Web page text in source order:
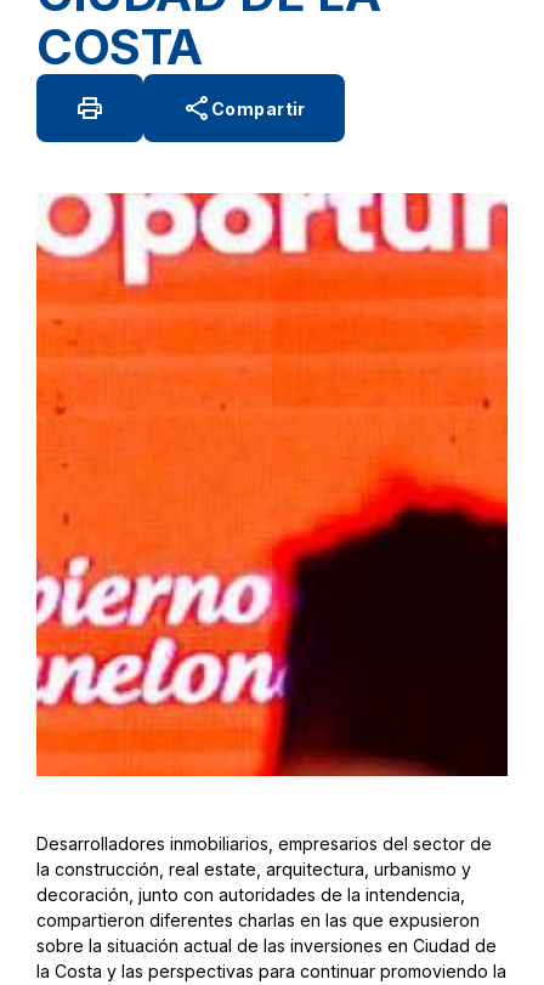
COSTA
print share Compartir
Desarrolladores inmobiliarios, empresarios del sector de
la construcción, real estate, arquitectura, urbanismo y
decoración, junto con autoridades de la intendencia,
compartieron diferentes charlas en las que expusieron
sobre la situación actual de las inversiones en Ciudad de
la Costa y las perspectivas para continuar promoviendo la